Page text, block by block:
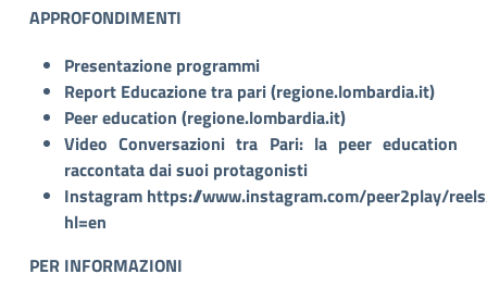
APPROFONDIMENTI
Presentazione programmi
Report Educazione tra pari (regione.lombardia.it)
Peer education (regione.lombardia.it)
Video Conversazioni tra Pari: la peer education
raccontata dai suoi protagonisti
Instagram https://www.instagram.com/peer2play/
hl=en
PER INFORMAZIONI